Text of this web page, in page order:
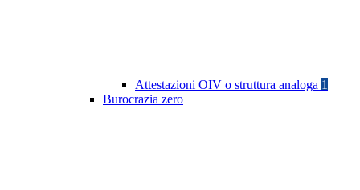
Attestazioni OIV o struttura analoga 1
Burocrazia zero